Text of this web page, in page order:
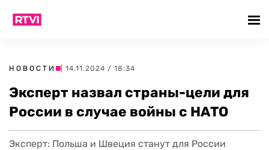
НОВОСТИ | 14.11.2024 / 18:34
Эксперт назвал страны-цели для
России в случае войны с НАТО
Эксперт: Польша и Швеция станут для России